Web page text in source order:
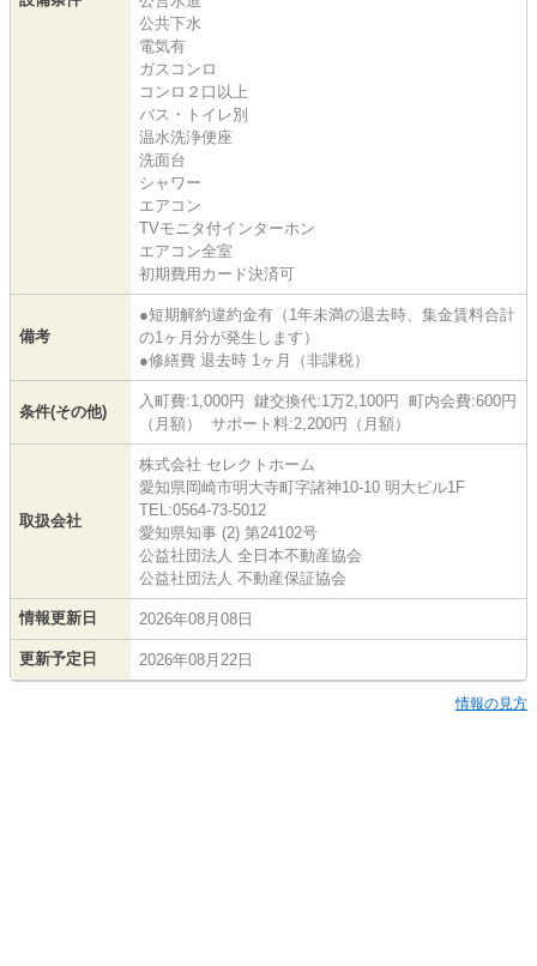
公共下水
電気有
ガスコンロ
コンロ２口以上
バス・トイレ別
温水洗浄便座
洗面台
シャワー
エアコン
TVモニタ付インターホン
エアコン全室
初期費用カード決済可
備考
●短期解約違約金有（1年未満の退去時、集金賃料合計
の1ヶ月分が発生します）
●修繕費 退去時 1ヶ月（非課税）
条件(その他)
入町費:1,000円 鍵交換代:1万2,100円 町内会費:600円
（月額） サポート料:2,200円（月額）
取扱会社
株式会社 セレクトホーム
愛知県岡崎市明大寺町字諸神10-10 明大ビル1F
TEL:0564-73-5012
愛知県知事 (2) 第24102号
公益社団法人 全日本不動産協会
公益社団法人 不動産保証協会
情報更新日 2026年08月08日
更新予定日 2026年08月22日
情報の見方